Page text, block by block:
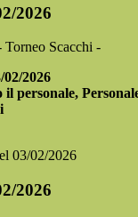
2026
Scacchi -
02/2026
il personale,
03/02/2026
2026